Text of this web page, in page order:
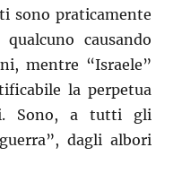
sono praticamente
causando
mentre “Israele”
la perpetua
Sono, a tutti gli
dagli albori